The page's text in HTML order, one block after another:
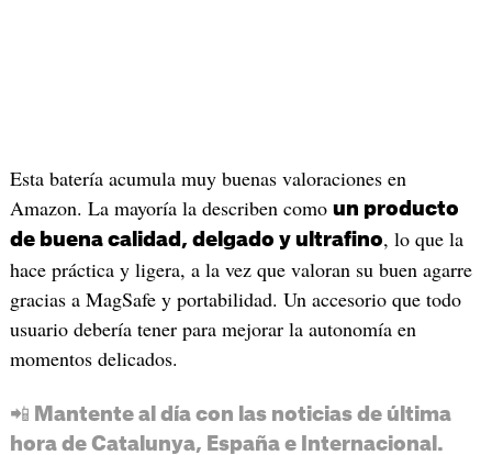
Esta batería acumula muy buenas valoraciones en
Amazon. La mayoría la describen como un producto
de buena calidad, delgado y ultrafino, lo que la
hace práctica y ligera, a la vez que valoran su buen agarre
gracias a MagSafe y portabilidad. Un accesorio que todo
usuario debería tener para mejorar la autonomía en
momentos delicados.
📲 Mantente al día con las noticias de última
hora de Catalunya, España e Internacional.